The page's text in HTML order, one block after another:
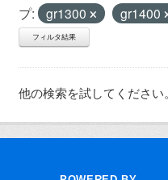
プ:
gr1300 gr1400
フィルタ結果
他の検索を試してください。